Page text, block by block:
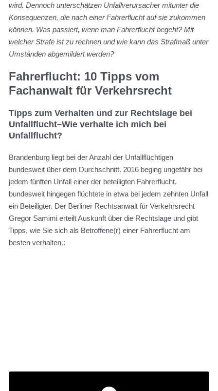
wird. Dennoch unterschätzen Unfallverursacher mitunter die
Konsequenzen, die nach einer Fahrerflucht auf sie zukommen
können. Was passiert, wenn man Fahrerflucht begeht? Mit
welcher Strafe ist zu rechnen und wie kann das Strafmaß unter
Umständen abgemildert werden?
Fahrerflucht: 10 Tipps vom
Fachanwalt für Verkehrsrecht
Tipps zum Verhalten und zur Rechtslage bei
Unfallflucht–Wie verhalte ich mich bei
Unfallflucht?
Brandenburg liegt bei der Anzahl der Unfallflüchtigen
bundesweit über dem Durchschnitt. 2016 beging ungefähr bei
jedem fünften Unfall einer der beteiligten Fahrerflucht,
bundesweit hingegen flüchtete in etwa bei jedem zehnten Unfall
ein Beteiligter. Der Berliner Rechtsanwalt für Verkehrsrecht
Gregor Samimi erteilt Auskunft über die Rechtslage und gibt
Tipps, wie Sie sich als Betroffene(r) einer Fahrerflucht am
besten verhalten.: